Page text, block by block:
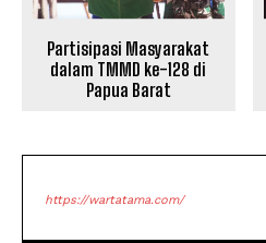
Partisipasi Masyarakat
dalam TMMD ke-128 di
Papua Barat
https://wartatama.com/